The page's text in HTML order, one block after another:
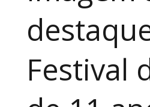
Festival